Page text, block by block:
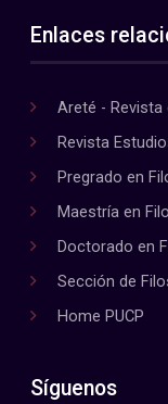
Enlaces
Areté -
Revista
Pregrado en
Maestría en
Doctorado en
Sección de
Home PUCP
Síguenos